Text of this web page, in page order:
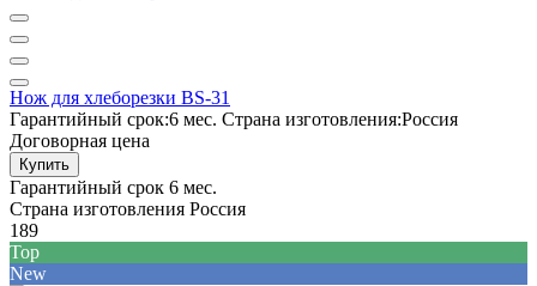
Нож для хлеборезки BS-31
Гарантийный срок:6 мес. Страна изготовления:Россия
Договорная цена
Купить
Гарантийный срок 6 мес.
Страна изготовления Россия
189
Top
New